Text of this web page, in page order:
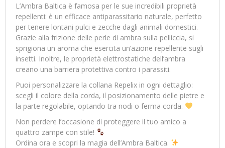
L’Ambra Baltica è famosa per le sue incredibili proprietà
repellenti: è un efficace antiparassitario naturale, perfetto
per tenere lontani pulci e zecche dagli animali domestici.
Grazie alla frizione delle perle di ambra sulla pelliccia, si
sprigiona un aroma che esercita un’azione repellente sugli
insetti. Inoltre, le proprietà elettrostatiche dell’ambra
creano una barriera protettiva contro i parassiti.
Puoi personalizzare la collana Repelix in ogni dettaglio:
scegli il colore della corda, il posizionamento delle pietre e
la parte regolabile, optando tra nodi o ferma corda.
Non perdere l’occasione di proteggere il tuo amico a
quattro zampe con stile!
Ordina ora e scopri la magia dell’Ambra Baltica.